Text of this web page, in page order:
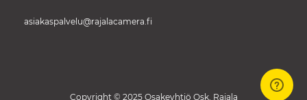
asiakaspalvelu@rajalacamera.fi
Copyright © 2025 Osakeyhtiö Osk. Rajala